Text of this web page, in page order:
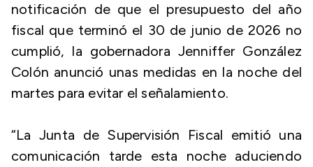
notificación de que el presupuesto del año
fiscal que terminó el 30 de junio de 2026 no
cumplió, la gobernadora Jenniffer González
Colón anunció unas medidas en la noche del
martes para evitar el señalamiento.
“La Junta de Supervisión Fiscal emitió una
comunicación tarde esta noche aduciendo